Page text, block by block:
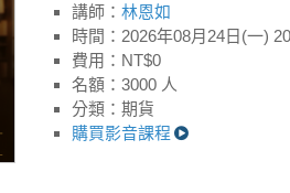
講師： 林恩如
時間： 2026年08月24日(一)
費用：NT$0
名額：3000 人
分類：期貨
購買影音課程